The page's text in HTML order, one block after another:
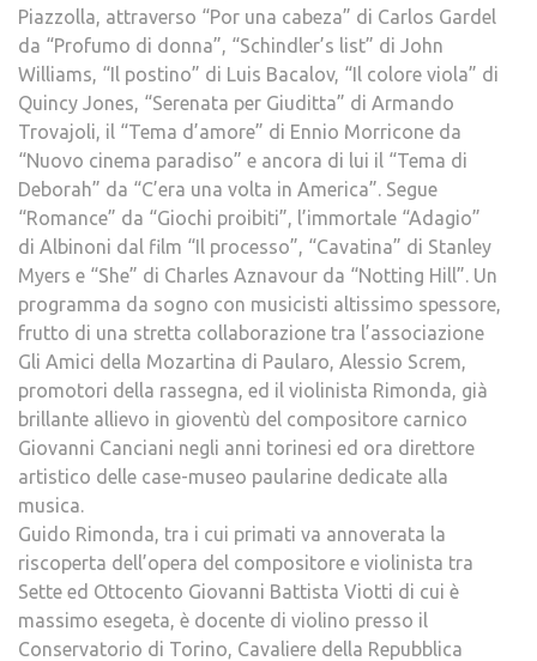
Piazzolla, attraverso “Por una cabeza” di Carlos Gardel
da “Profumo di donna”, “Schindler’s list” di John
Williams, “Il postino” di Luis Bacalov, “Il colore viola” di
Quincy Jones, “Serenata per Giuditta” di Armando
Trovajoli, il “Tema d’amore” di Ennio Morricone da
“Nuovo cinema paradiso” e ancora di lui il “Tema di
Deborah” da “C’era una volta in America”. Segue
“Romance” da “Giochi proibiti”, l’immortale “Adagio”
di Albinoni dal film “Il processo”, “Cavatina” di Stanley
Myers e “She” di Charles Aznavour da “Notting Hill”. Un
programma da sogno con musicisti altissimo spessore,
frutto di una stretta collaborazione tra l’associazione
Gli Amici della Mozartina di Paularo, Alessio Screm,
promotori della rassegna, ed il violinista Rimonda, già
brillante allievo in gioventù del compositore carnico
Giovanni Canciani negli anni torinesi ed ora direttore
artistico delle case-museo paularine dedicate alla
musica.
Guido Rimonda, tra i cui primati va annoverata la
riscoperta dell’opera del compositore e violinista tra
Sette ed Ottocento Giovanni Battista Viotti di cui è
massimo esegeta, è docente di violino presso il
Conservatorio di Torino, Cavaliere della Repubblica